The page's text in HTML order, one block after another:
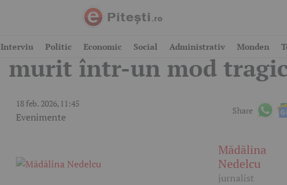
Interviu Politic Economic Social Administrativ Monden
Poliția Argeș, oficial: A
murit într-un mod
18 feb. 2026, 11:45
Evenimente
Share
Mădălina
Nedelcu
jurnalist